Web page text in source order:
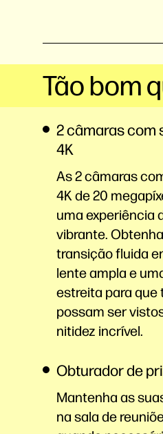
Tão bom
2 câmaras com
4K
As 2 câmaras
4K de 20
uma experiência
vibrante.
transição fluida
lente ampla e
estreita para que
possam ser
nitidez incrível.
Obturador de
Mantenha as
na sala de